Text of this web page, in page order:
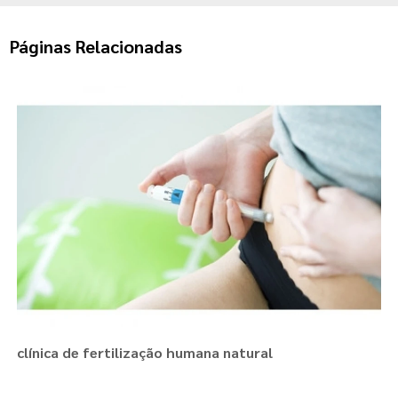
Páginas Relacionadas
clínica de fertilização humana natural